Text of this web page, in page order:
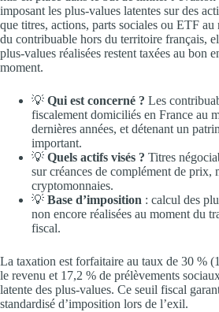
imposant les plus-values latentes sur des
que titres, actions, parts sociales ou ETF au
du contribuable hors du territoire français,
plus-values réalisées restent taxées au bon
moment.
💡 Qui est concerné ? Les
fiscalement domiciliés en France au
dernières années, et détenant un
important.
💡 Quels actifs visés ? Titres
sur créances de complément de prix,
cryptomonnaies.
💡 Base d’imposition : calcul des
non encore réalisées au moment du
fiscal.
La taxation est forfaitaire au taux de 30 %
le revenu et 17,2 % de prélèvements
latente des plus-values. Ce seuil fiscal
standardisé d’imposition lors de l’exil.